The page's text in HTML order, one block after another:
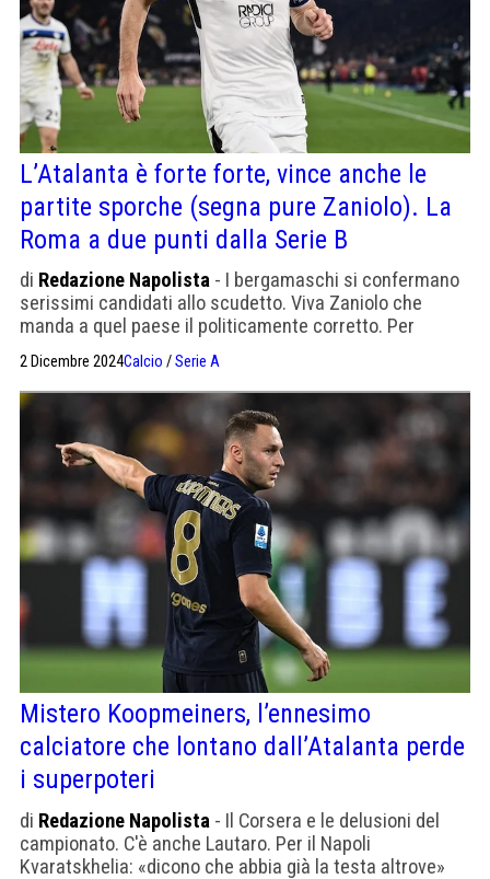
L’Atalanta è forte forte, vince anche le
partite sporche (segna pure Zaniolo). La
Roma a due punti dalla Serie B
di Redazione Napolista - I bergamaschi si confermano
serissimi candidati allo scudetto. Viva Zaniolo che
manda a quel paese il politicamente corretto. Per
2 Dicembre 2024Calcio /Serie A
Mistero Koopmeiners, l’ennesimo
calciatore che lontano dall’Atalanta perde
i superpoteri
di Redazione Napolista - Il Corsera e le delusioni del
campionato. C'è anche Lautaro. Per il Napoli
Kvaratskhelia: «dicono che abbia già la testa altrove»